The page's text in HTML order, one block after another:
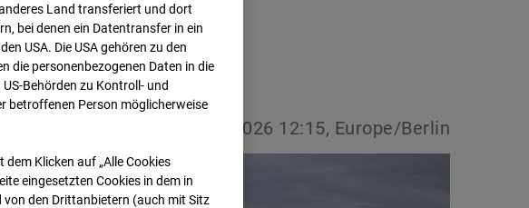
08.07.2026 12:15, Europe/Berlin
Land transferiert und dort
bei denen ein Datentransfer in ein
USA. Die USA gehören zu den
die personenbezogenen Daten in die
Behörden zu Kontroll- und
betroffenen Person möglicherweise
Klicken auf „Alle Cookies
eingesetzten Cookies in dem in
den Drittanbietern (auch mit Sitz